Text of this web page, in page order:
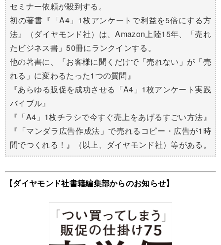
セミナー依頼が殺到する。
初の著書『「A4」1枚アンケートで利益を5倍にする方
法』（ダイヤモンド社）は、Amazon上陸15年、「売れ
たビジネス書」50冊にランクインする。
他の著書に、『お客様に聞くだけで「売れない」が「売
れる」に変わるたった1つの質問』
『あらゆる販促を成功させる「A4」1枚アンケート実践
バイブル』
『「A4」1枚チラシで今すぐ売上をあげるすごい方法』
『「マンダラ広告作成法」で売れるコピー・広告が1時
間でつくれる！』（以上、ダイヤモンド社）等がある。
【ダイヤモンド社書籍編集部からのお知らせ】